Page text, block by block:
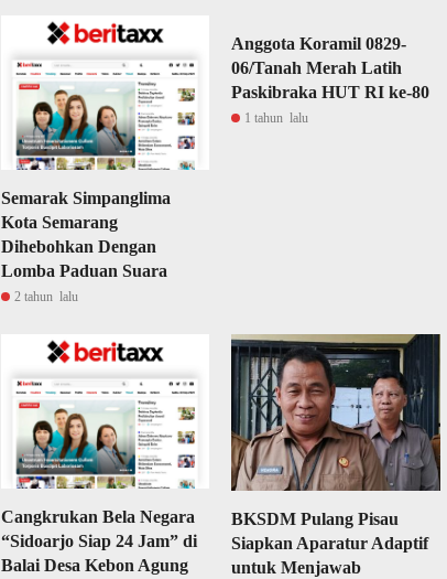
Semarak Simpanglima
Kota Semarang
Dihebohkan Dengan
Lomba Paduan Suara
2 tahun lalu
Anggota Koramil 0829-
06/Tanah Merah Latih
Paskibraka HUT RI ke-80
1 tahun lalu
Cangkrukan Bela Negara
“Sidoarjo Siap 24 Jam” di
Balai Desa Kebon Agung
BKSDM Pulang Pisau
Siapkan Aparatur Adaptif
untuk Menjawab